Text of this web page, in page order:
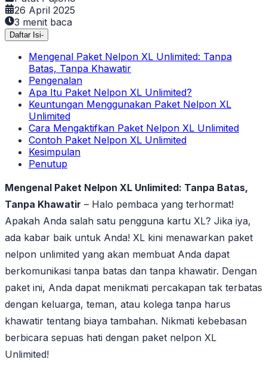
26 April 2025
3 menit baca
Daftar Isi-
Mengenal Paket Nelpon XL Unlimited: Tanpa
Batas, Tanpa Khawatir
Pengenalan
Apa Itu Paket Nelpon XL Unlimited?
Keuntungan Menggunakan Paket Nelpon XL
Unlimited
Cara Mengaktifkan Paket Nelpon XL Unlimited
Contoh Paket Nelpon XL Unlimited
Kesimpulan
Penutup
Mengenal Paket Nelpon XL Unlimited: Tanpa Batas,
Tanpa Khawatir – Halo pembaca yang terhormat!
Apakah Anda salah satu pengguna kartu XL? Jika iya,
ada kabar baik untuk Anda! XL kini menawarkan paket
nelpon unlimited yang akan membuat Anda dapat
berkomunikasi tanpa batas dan tanpa khawatir. Dengan
paket ini, Anda dapat menikmati percakapan tak terbatas
dengan keluarga, teman, atau kolega tanpa harus
khawatir tentang biaya tambahan. Nikmati kebebasan
berbicara sepuas hati dengan paket nelpon XL
Unlimited!